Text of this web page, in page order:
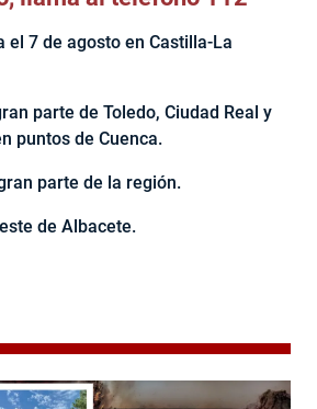
el 7 de agosto en Castilla-La
parte de Toledo, Ciudad Real y
puntos de Cuenca.
parte de la región.
de Albacete.